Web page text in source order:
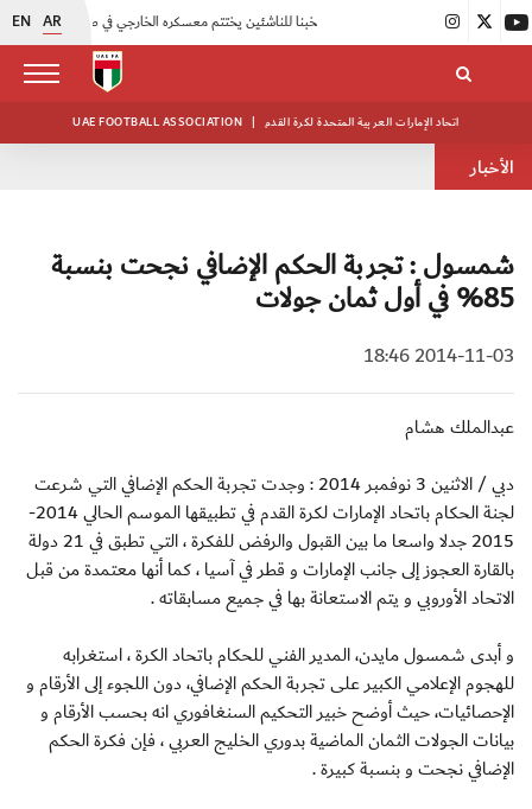
EN AR
UAE FOOTBALL ASSOCIATION | اتحاد الإمارات العربية المتحدة لكرة القدم
الأخبار
شمسول : تجربة الحكم الإضافي نجحت بنسبة
85% في أول ثمان جولات
2014-11-03 18:46
عبدالملك هشام
دبي / الاثنين 3 نوفمبر 2014 : وجدت تجربة الحكم الإضافي التي شرعت
لجنة الحكام باتحاد الإمارات لكرة القدم في تطبيقها الموسم الحالي 2014-
2015 جدلا واسعا ما بين القبول والرفض للفكرة ، التي تطبق في 21 دولة
بالقارة العجوز إلى جانب الإمارات و قطر في آسيا ، كما أنها معتمدة من قبل
الاتحاد الأوروبي و يتم الاستعانة بها في جميع مسابقاته .
و أبدى شمسول مايدن، المدير الفني للحكام باتحاد الكرة ، استغرابه
للهجوم الإعلامي الكبير على تجربة الحكم الإضافي، دون اللجوء إلى الأرقام و
الإحصائيات، حيث أوضح خبير التحكيم السنغافوري انه بحسب الأرقام و
بيانات الجولات الثمان الماضية بدوري الخليج العربي ، فإن فكرة الحكم
الإضافي نجحت و بنسبة كبيرة .